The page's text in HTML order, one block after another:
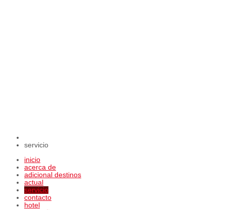
servicio
inicio
acerca de
adicional destinos
actual
servicio
contacto
hotel